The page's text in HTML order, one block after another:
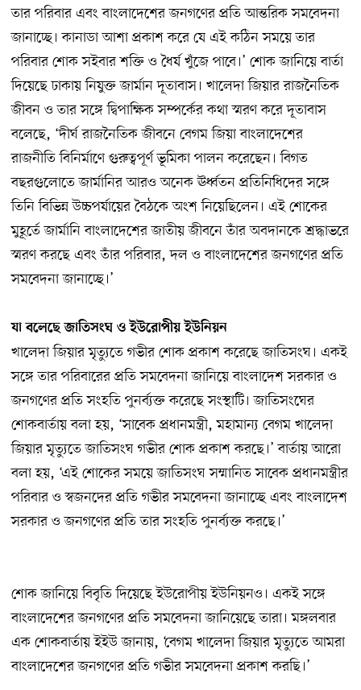
তার পরিবার এবং বাংলাদেশের জনগণের প্রতি আন্তরিক সমবেদনা
জানাচ্ছে। কানাডা আশা প্রকাশ করে যে এই কঠিন সময়ে তার
পরিবার শোক সইবার শক্তি ও ধৈর্য খুঁজে পাবে।’ শোক জানিয়ে বার্তা
দিয়েছে ঢাকায় নিযুক্ত জার্মান দূতাবাস। খালেদা জিয়ার রাজনৈতিক
জীবন ও তার সঙ্গে দ্বিপাক্ষিক সম্পর্কের কথা স্মরণ করে দূতাবাস
বলেছে, ‘দীর্ঘ রাজনৈতিক জীবনে বেগম জিয়া বাংলাদেশের
রাজনীতি বিনির্মাণে গুরুত্বপূর্ণ ভূমিকা পালন করেছেন। বিগত
বছরগুলোতে জার্মানির আরও অনেক ঊর্ধ্বতন প্রতিনিধিদের সঙ্গে
তিনি বিভিন্ন উচ্চপর্যায়ের বৈঠকে অংশ নিয়েছিলেন। এই শোকের
মুহূর্তে জার্মানি বাংলাদেশের জাতীয় জীবনে তাঁর অবদানকে শ্রদ্ধাভরে
স্মরণ করছে এবং তাঁর পরিবার, দল ও বাংলাদেশের জনগণের প্রতি
সমবেদনা জানাচ্ছে।’
যা বলেছে জাতিসংঘ ও ইউরোপীয় ইউনিয়ন
খালেদা জিয়ার মৃত্যুতে গভীর শোক প্রকাশ করেছে জাতিসংঘ। একই
সঙ্গে তার পরিবারের প্রতি সমবেদনা জানিয়ে বাংলাদেশ সরকার ও
জনগণের প্রতি সংহতি পুনর্ব্যক্ত করেছে সংস্থাটি। জাতিসংঘের
শোকবার্তায় বলা হয়, ‘সাবেক প্রধানমন্ত্রী, মহামান্য বেগম খালেদা
জিয়ার মৃত্যুতে জাতিসংঘ গভীর শোক প্রকাশ করছে।’ বার্তায় আরো
বলা হয়, ‘এই শোকের সময়ে জাতিসংঘ সম্মানিত সাবেক প্রধানমন্ত্রীর
পরিবার ও স্বজনদের প্রতি গভীর সমবেদনা জানাচ্ছে এবং বাংলাদেশ
সরকার ও জনগণের প্রতি তার সংহতি পুনর্ব্যক্ত করছে।’
শোক জানিয়ে বিবৃতি দিয়েছে ইউরোপীয় ইউনিয়নও। একই সঙ্গে
বাংলাদেশের জনগণের প্রতি সমবেদনা জানিয়েছে তারা। মঙ্গলবার
এক শোকবার্তায় ইইউ জানায়, ‘বেগম খালেদা জিয়ার মৃত্যুতে আমরা
বাংলাদেশের জনগণের প্রতি গভীর সমবেদনা প্রকাশ করছি।’